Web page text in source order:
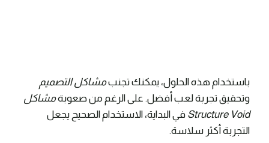
باستخدام هذه الحلول، يمكنك تجنبمشاكل التصميم
وتحقيق تجربة لعب أفضل. على الرغم من صعوبةمشاكل
Structure Void في البداية، الاستخدام الصحيح يجعل
التجربة أكثر سلاسة.